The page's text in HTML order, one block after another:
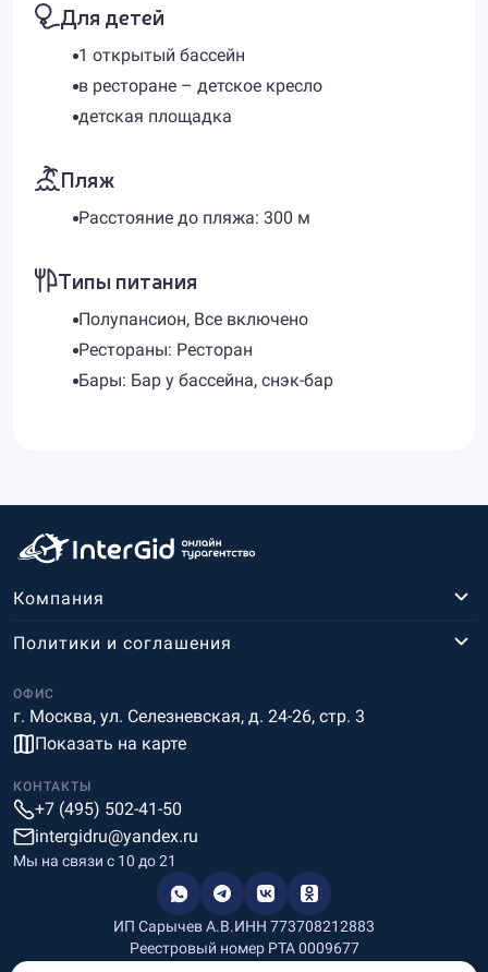
Для детей
1 открытый бассейн
в ресторане – детское кресло
детская площадка
Пляж
Расстояние до пляжа: 300 м
Типы питания
Полупансион, Все включено
Рестораны: Ресторан
Бары: Бар у бассейна, снэк-бар
Компания
ОФИС
г. Москва, ул. Селезневская, д. 24-26, стр. 3
Показать на карте
Политики и соглашения
КОНТАКТЫ
+7 (495) 502-41-50
intergidru@yandex.ru
Мы на связи c 10 до 21
ИП Сарычев А.В.ИНН 773708212883
Реестровый номер РТА 0009677